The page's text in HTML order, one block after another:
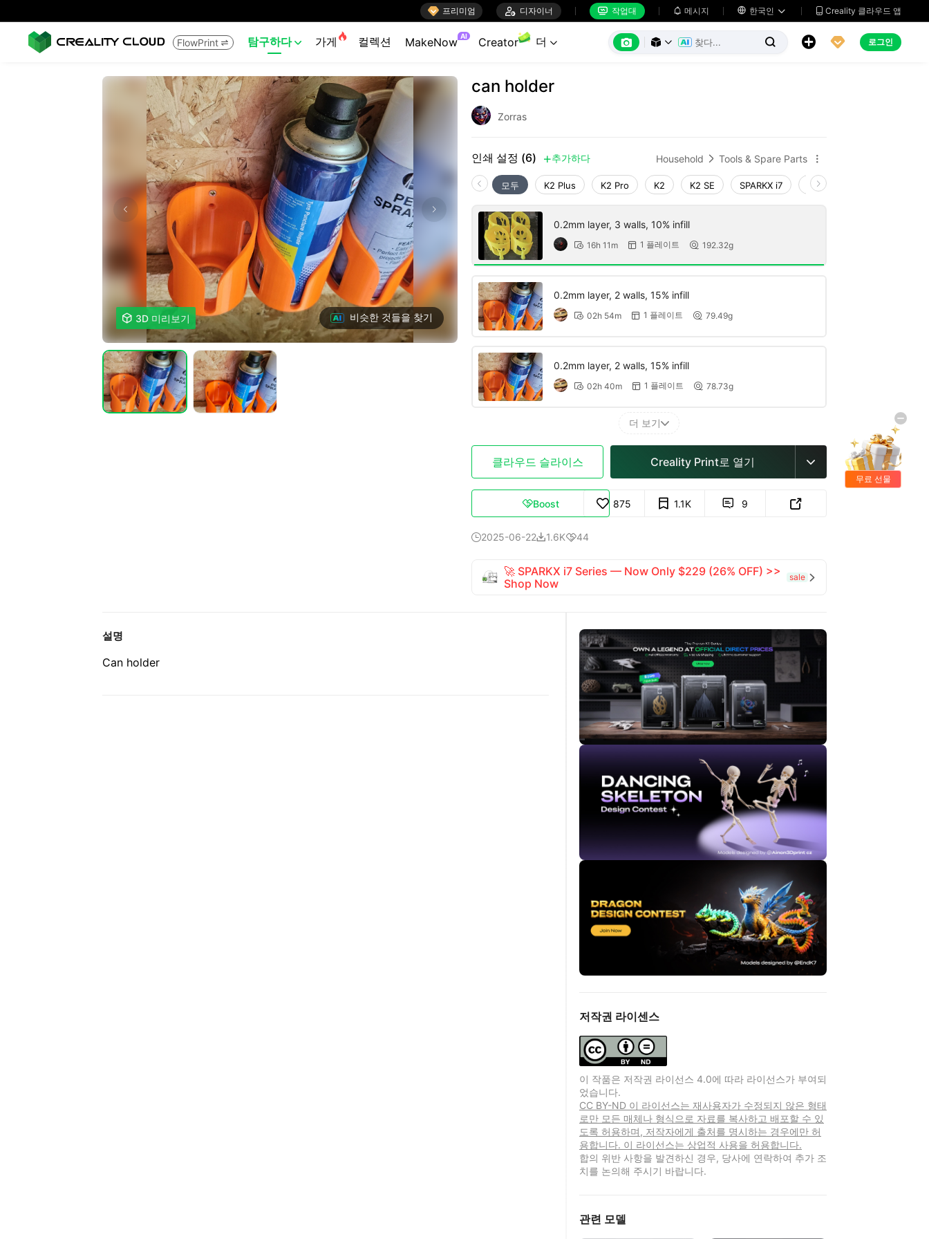
 프리미엄  디자이너  작업대  메시지  한국인   Creality 클라우드 앱
FlowPrint  탐구하다  가게  컬렉션 MakeNow AI Creator 더        로그인
 3D 미리보기 비슷한 것들을 찾기
can holder
Zorras
인쇄 설정 (6)  추가하다 Household  Tools & Spare Parts 
모두 K2 Plus K2 Pro K2 K2 SE SPARKX i7 Creality Hi
0.2mm layer, 3 walls, 10% infill
 16h 11m  1 플레이트  192.32g
0.2mm layer, 2 walls, 15% infill
 02h 54m  1 플레이트  79.49g
0.2mm layer, 2 walls, 15% infill
 02h 40m  1 플레이트  78.73g
더 보기
클라우드 슬라이스 Creality Print로 열기 
Boost 875 1.1K  9 
2025-06-221.6K44
🚀 SPARKX i7 Series — Now Only $229 (26% OFF) >>
Shop Now
sale 
설명
Can holder
저작권 라이센스
이 작품은 저작권 라이선스 4.0에 따라 라이선스가 부여되
었습니다.
CC BY-ND 이 라이선스는 재사용자가 수정되지 않은 형태
로만 모든 매체나 형식으로 자료를 복사하고 배포할 수 있
도록 허용하며, 저작자에게 출처를 명시하는 경우에만 허
용합니다. 이 라이선스는 상업적 사용을 허용합니다.
합의 위반 사항을 발견하신 경우, 당사에 연락하여 추가 조
치를 논의해 주시기 바랍니다.
관련 모델
무료 선물